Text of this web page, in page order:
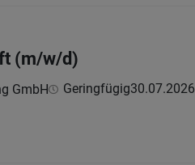
(m/w/d)
GmbH Geringfügig30.07.2026